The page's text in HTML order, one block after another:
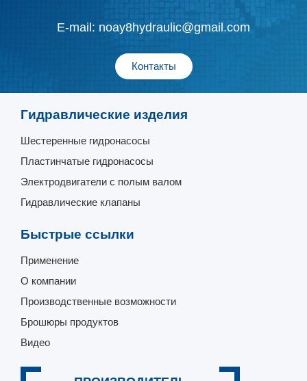
E-mail: noay8hydraulic@gmail.com
Контакты
Гидравлические изделия
Шестеренные гидронасосы
Пластинчатые гидронасосы
Электродвигатели с полым валом
Гидравлические клапаны
Быстрые ссылки
Применение
О компании
Производственные возможности
Брошюры продуктов
Видео